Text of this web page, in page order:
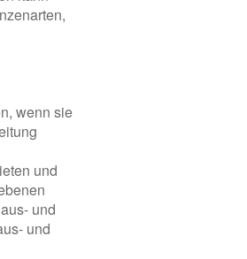
wenn sie
und
und
und